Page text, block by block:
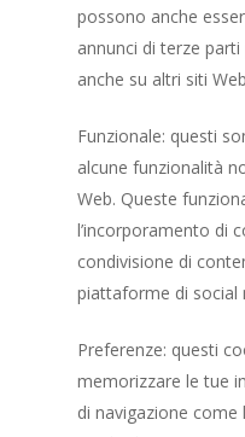
possono anche
annunci di terze
anche su altri siti
Funzionale: questi
alcune funzionalità
Web. Queste
l’incorporamento di
condivisione di
piattaforme di social
Preferenze: questi
memorizzare le tue
di navigazione come